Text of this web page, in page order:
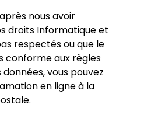
nous avoir
droits Informatique et
respectés ou que le
conforme aux règles
vous pouvez
en ligne à la